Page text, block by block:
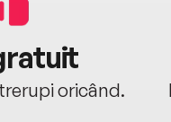
oricând.